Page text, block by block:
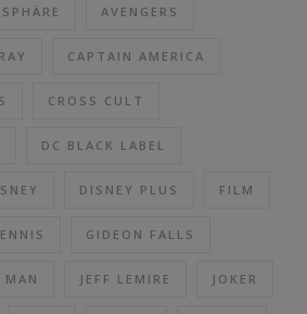
AVENGERS
CAPTAIN AMERICA
CROSS CULT
DC BLACK LABEL
DISNEY PLUS FILM
GIDEON FALLS
MAN JEFF LEMIRE JOKER